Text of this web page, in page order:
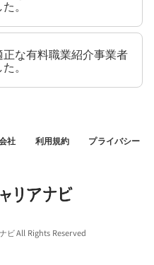
。
な有料職業紹介事業者
。
社 利用規約
プライバシー
ビ All Rights Reserved